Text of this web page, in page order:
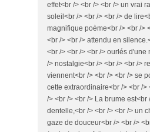
effet<br /> <br /> <br /> un vrai
soleil<br /> <br /> <br /> de
magnifique poème<br /> <br />
<br /> <br /> attendu en
<br /> <br /> <br /> ourlés
/> nostalgie<br /> <br /> <br />
viennent<br /> <br /> <br /> se
cette extraordinaire<br /> <br /
/> <br /> <br /> La brume est<br
dentelle,<br /> <br /> <br /> un
gaze de douceur<br /> <br />